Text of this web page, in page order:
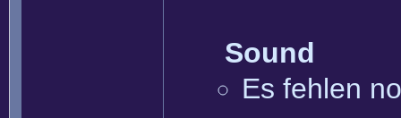
Sound
Es fehlen